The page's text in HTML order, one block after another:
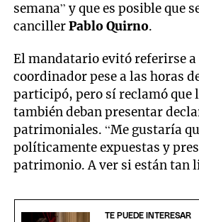
semana” y que es posible que
cancillerPablo Quirno.
El mandatario evitó referirse
coordinador pese a las horas
participó, pero sí reclamó que
también deban presentar
patrimoniales. “Me gustaría
políticamente expuestas y
patrimonio. A ver si están tan
TE PUEDE INTERESAR